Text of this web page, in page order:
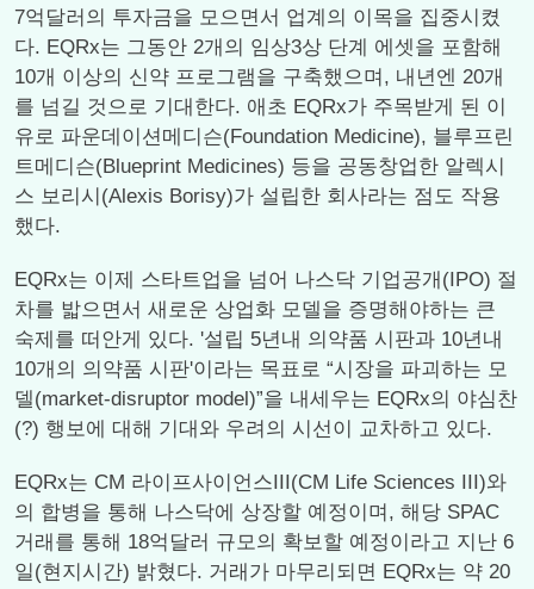
7억달러의 투자금을 모으면서 업계의 이목을 집중시켰
다. EQRx는 그동안 2개의 임상3상 단계 에셋을 포함해
10개 이상의 신약 프로그램을 구축했으며, 내년엔 20개
를 넘길 것으로 기대한다. 애초 EQRx가 주목받게 된 이
유로 파운데이션메디슨(Foundation Medicine), 블루프린
트메디슨(Blueprint Medicines) 등을 공동창업한 알렉시
스 보리시(Alexis Borisy)가 설립한 회사라는 점도 작용
했다.
EQRx는 이제 스타트업을 넘어 나스닥 기업공개(IPO) 절
차를 밟으면서 새로운 상업화 모델을 증명해야하는 큰
숙제를 떠안게 있다. '설립 5년내 의약품 시판과 10년내
10개의 의약품 시판'이라는 목표로 “시장을 파괴하는 모
델(market-disruptor model)”을 내세우는 EQRx의 야심찬
(?) 행보에 대해 기대와 우려의 시선이 교차하고 있다.
EQRx는 CM 라이프사이언스III(CM Life Sciences III)와
의 합병을 통해 나스닥에 상장할 예정이며, 해당 SPAC
거래를 통해 18억달러 규모의 확보할 예정이라고 지난 6
일(현지시간) 밝혔다. 거래가 마무리되면 EQRx는 약 20